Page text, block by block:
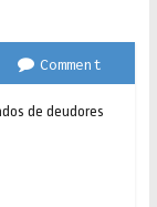
Comment
de deudores